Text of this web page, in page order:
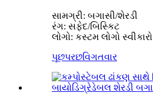
સામગ્રી: બગાસી/શેરડી
રંગ: સફેદ/બિસ્કિટ
લોગો: કસ્ટમ લોગો સ્વીકારો
પૂછપરછવિગતવાર